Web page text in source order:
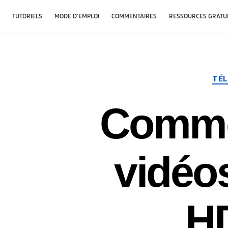
TUTORIELS MODE D'EMPLOI COMMENTAIRES RESSOURCES